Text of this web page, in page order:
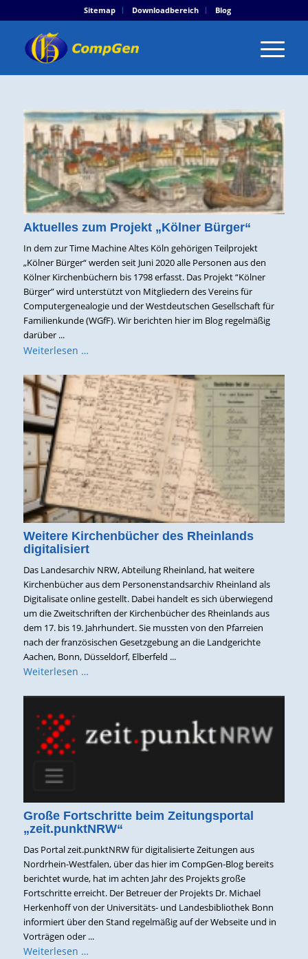
Sitemap Downloadbereich Blog
Aktuelles zum Projekt „Kölner Bürger“
In dem zur Time Machine Altes Köln gehörigen Teilprojekt
„Kölner Bürger“ werden seit Juni 2020 alle Personen aus den
Kölner Kirchenbüchern bis 1798 erfasst. Das Projekt “Kölner
Bürger” wird unterstützt von Mitgliedern des Vereins für
Computergenealogie und der Westdeutschen Gesellschaft für
Familienkunde (WGfF). Wir berichten hier im Blog regelmäßig
darüber ...
Weiterlesen …
Weitere Kirchenbücher des Rheinlands
digitalisiert
Das Landesarchiv NRW, Abteilung Rheinland, hat weitere
Kirchenbücher aus dem Personenstandsarchiv Rheinland als
Digitalisate online gestellt. Dabei handelt es sich überwiegend
um die Zweitschriften der Kirchenbücher des Rheinlands aus
dem 17. bis 19. Jahrhundert. Sie mussten von den Pfarreien
nach der französischen Gesetzgebung an die Landgerichte
Aachen, Bonn, Düsseldorf, Elberfeld ...
Weiterlesen …
Große Fortschritte beim Zeitungsportal
„zeit.punktNRW“
Das Portal zeit.punktNRW für digitalisierte Zeitungen aus
Nordrhein-Westfalen, über das hier im CompGen-Blog bereits
berichtet wurde, hat im achten Jahr des Projekts große
Fortschritte erreicht. Der Betreuer der Projekts Dr. Michael
Herkenhoff von der Universitäts- und Landesbibliothek Bonn
informiert über den Stand regelmäßig auf der Webseite und in
Vorträgen oder ...
Weiterlesen …